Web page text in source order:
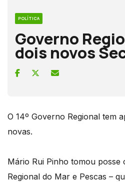
POLÍTICA
Governo
dois novos
O 14º Governo Regional tem
novas.
Mário Rui Pinho tomou posse
Regional do Mar e Pescas –